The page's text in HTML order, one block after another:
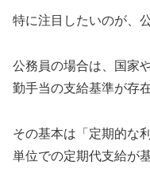
特に注目したいのが、
公務員の場合は、国家
勤手当の支給基準が存
その基本は「定期的な
単位での定期代支給が基